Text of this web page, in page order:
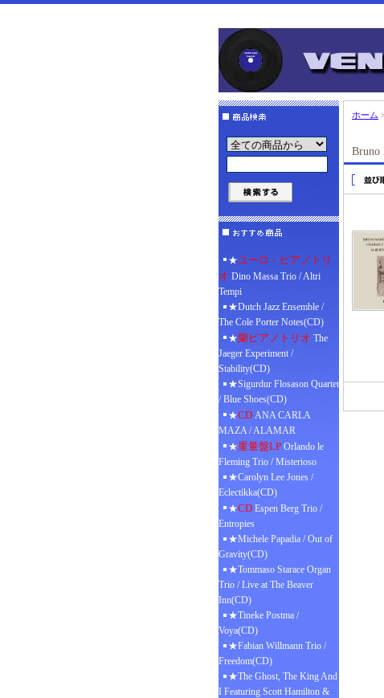
★ユーロ・ピアノトリ
オ Dino Massa Trio / Altri
Tempi
★Dutch Jazz Ensemble /
The Cole Porter Notes(CD)
★蘭ピアノトリオ The
Jaeger Experiment /
Stability(CD)
★Sigurdur Flosason Quartet
/ Blue Shoes(CD)
★CD ANA CARLA
MAZA / ALAMAR
★重量盤LP Orlando le
Fleming Trio / Misterioso
★Carolyn Lee Jones /
Eclectikka(CD)
★CD Espen Berg Trio /
Entropies
★Michele Papadia / Out of
Gravity(CD)
★Tommaso Starace Organ
Trio / Live at The Beaver
Inn(CD)
★Tineke Postma /
Voya(CD)
★Fabian Willmann Trio /
Freedom(CD)
★The Ghost, The King And
I Featuring Scott Hamilton &
ホーム
Bruno